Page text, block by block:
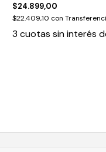
$24.899,00
$22.409,10 con
3 cuotas sin interés